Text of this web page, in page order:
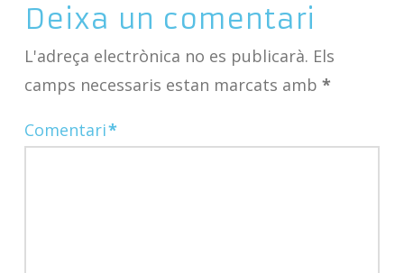
Deixa un comentari
L'adreça electrònica no es publicarà. Els
camps necessaris estan marcats amb *
Comentari*